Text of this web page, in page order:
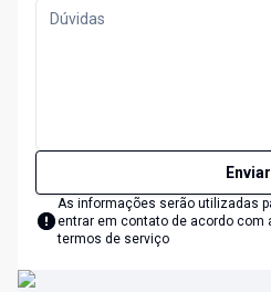
Enviar
As informações serão utilizadas
entrar em contato de acordo com
termos de serviço